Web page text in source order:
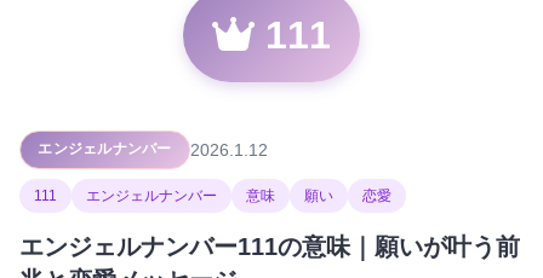
111
エンジェルナンバー 2026.1.12
111 エンジェルナンバー 意味 願い 恋愛
エンジェルナンバー111の意味｜願いが叶う前